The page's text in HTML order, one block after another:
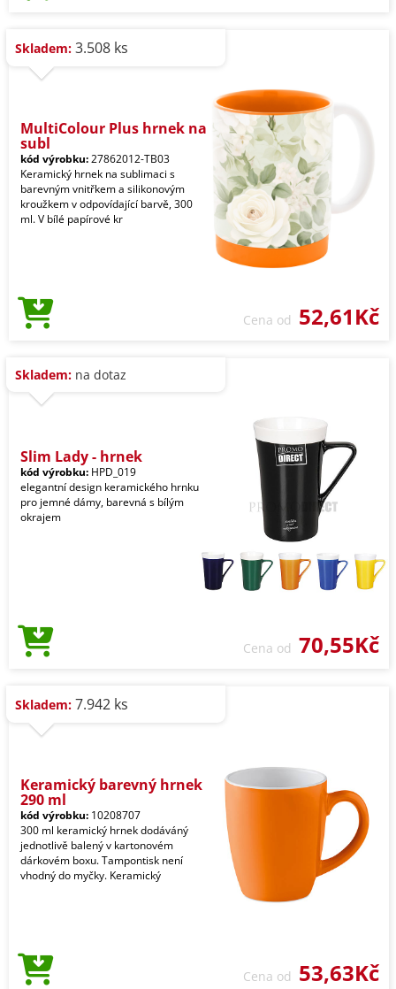
Skladem: 3.508 ks
MultiColour Plus hrnek na
subl
kód výrobku:27862012-TB03
Keramický hrnek na sublimaci s
barevným vnitřkem a silikonovým
kroužkem v odpovídající barvě, 300
ml. V bílé papírové kr
Cena od 52,61Kč
Skladem: na dotaz
Slim Lady - hrnek
kód výrobku: HPD_019
elegantní design keramického hrnku
pro jemné dámy, barevná s bílým
okrajem
Cena od 70,55Kč
Skladem: 7.942 ks
Keramický barevný hrnek
290 ml
kód výrobku: 10208707
300 ml keramický hrnek dodáváný
jednotlivě balený v kartonovém
dárkovém boxu. Tampontisk není
vhodný do myčky. Keramický
Cena od 53,63Kč